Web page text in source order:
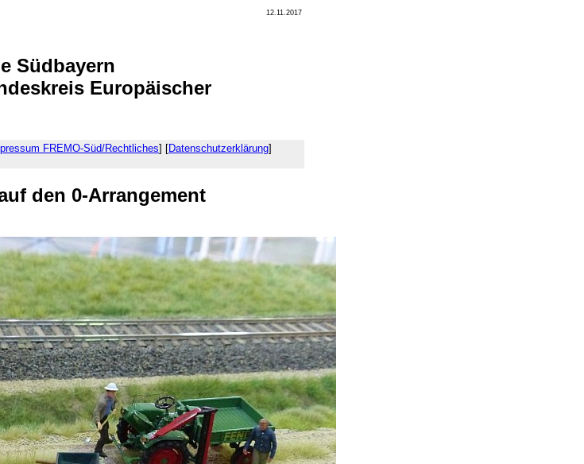
Südbayern
Europäischer
12.11.2017
FREMO-Süd/Rechtliches] [Datenschutzerklärung]
den 0-Arrangement